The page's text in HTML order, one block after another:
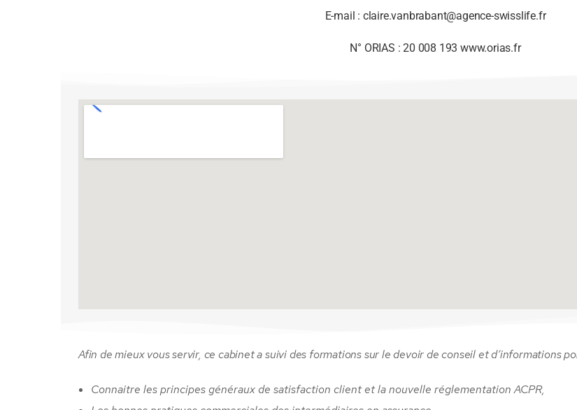
E-mail : claire.vanbrabant@agence-swisslife.fr
N° ORIAS : 20 008 193 www.orias.fr
Afin de mieux vous servir, ce cabinet a suivi des formations sur le devoir de conseil et d’informations
Connaitre les principes généraux de satisfaction client et la nouvelle réglementation ACPR,